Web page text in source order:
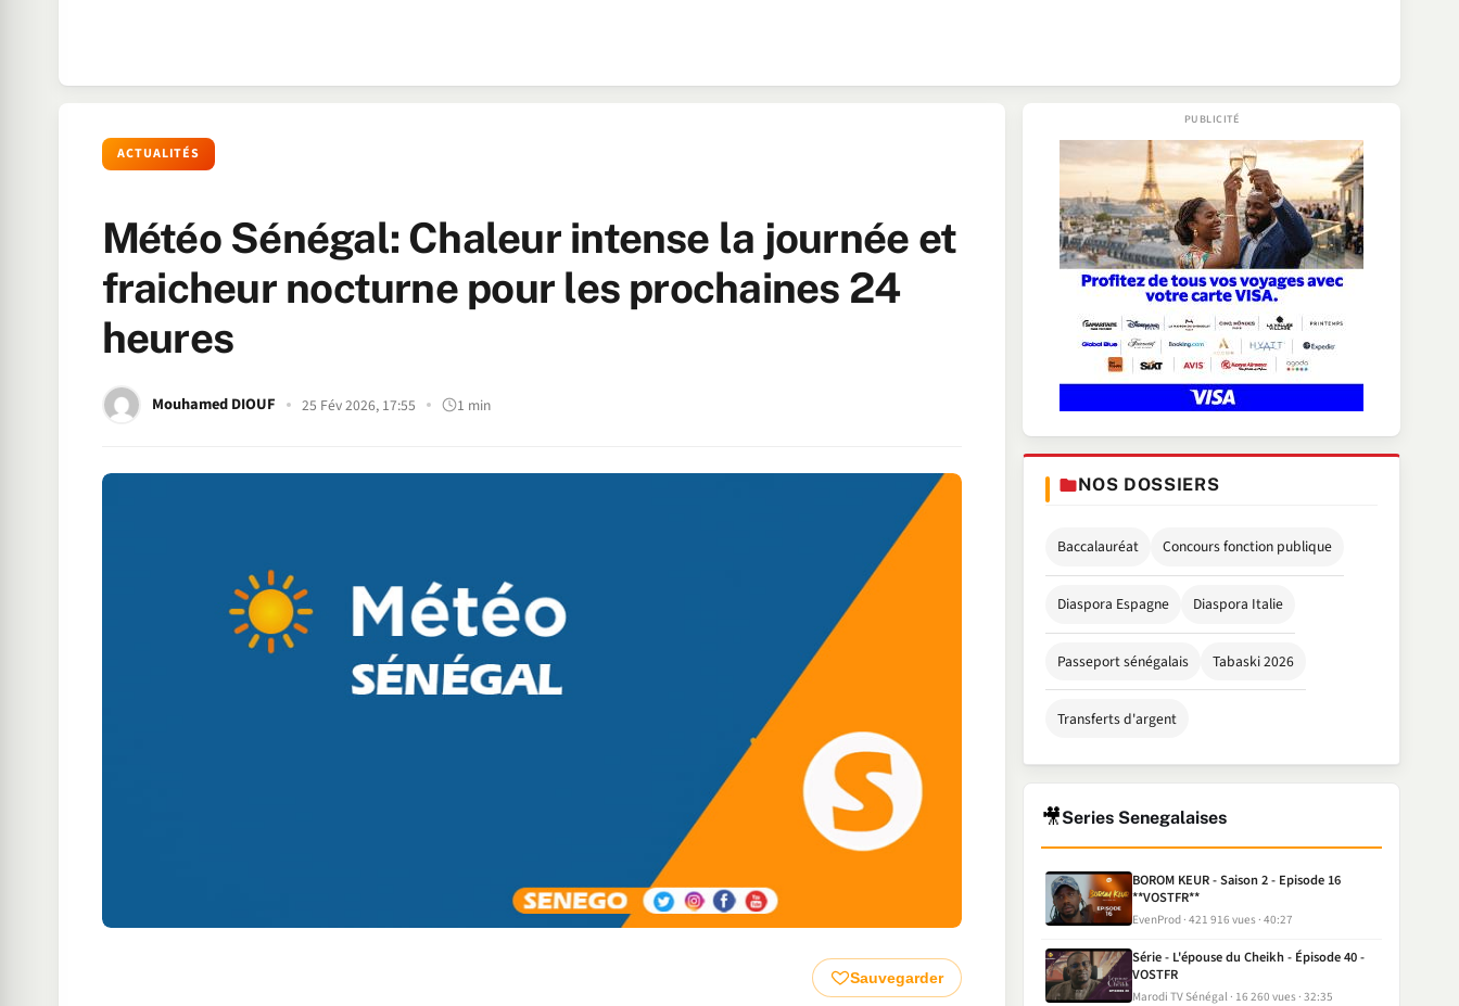
ACTUALITÉS
Météo Sénégal: Chaleur intense la journée et
fraicheur nocturne pour les prochaines 24
heures
Mouhamed DIOUF 25 Fév 2026, 17:55 1 min
Sauvegarder
NOS DOSSIERS
Baccalauréat Concours fonction publique
Diaspora Espagne Diaspora Italie
Passeport sénégalais Tabaski 2026
Transferts d'argent
🎥Series Senegalaises
BOROM KEUR - Saison 2 - Episode 16
**VOSTFR**
EvenProd 421 916 vues 40:27
Série - L'épouse du Cheikh - Épisode 40 -
VOSTFR
Marodi TV Sénégal 16 260 vues 32:35